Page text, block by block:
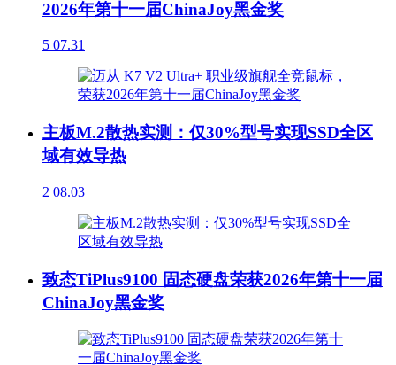
2026年第十一届ChinaJoy黑金奖
5 07.31
主板M.2散热实测：仅30%型号实现SSD全区
域有效导热
2 08.03
致态TiPlus9100 固态硬盘荣获2026年第十一届
ChinaJoy黑金奖